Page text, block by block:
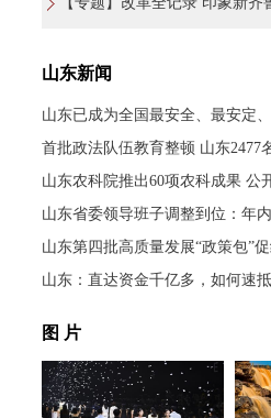
山东新闻
山东已成为全国最安全、最安定
首批政法队伍教育整顿 山东2477
山东农科院推出60项农科成果 公
山东省委领导班子调整到位：年
山东第四批高质量发展“政策包”
山东：直达资金千亿多，如何速
图 片